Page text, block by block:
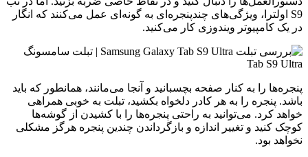
S9 اولترا، ویژگی‌های چندپنجره‌ای به گونه‌ای عمل می‌کنند که انگار
در یک کامپیوتر ویندوزی کار می‌کنید.
پنجره‌ها را به کنار صفحه بچسبانید و آنجا می‌مانند، همانطور که باید
باشد. پنجره را به هر کادر دلخواه بکشید، تبلت به خوبی همراهی
خواهد کرد. می‌توانید به راحتی پنجره‌ها را با کشیدن از گوشه‌ها
کوچک کنید و تغییر اندازه و بازگرداندن چندین پنجره هرگز مشکلی
نخواهد بود.